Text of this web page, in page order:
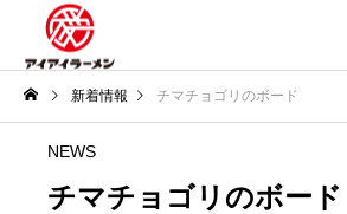
新着情報 チマチョゴリのボード
NEWS
チマチョゴリのボード